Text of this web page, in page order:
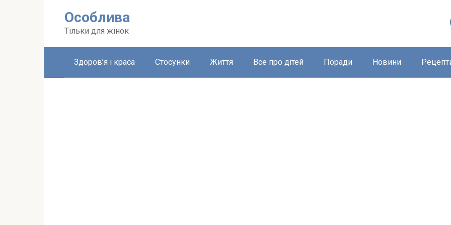
Особлива
Тільки для жінок
Здоров’я і краса Стосунки Життя Все про дітей Поради Новини